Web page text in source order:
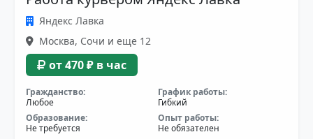
Яндекс Лавка
Москва, Сочи и еще 12
от 470 ₽ в час
Гражданство:
Любое
График работы:
Гибкий
Образование:
Не требуется
Опыт работы:
Не обязателен